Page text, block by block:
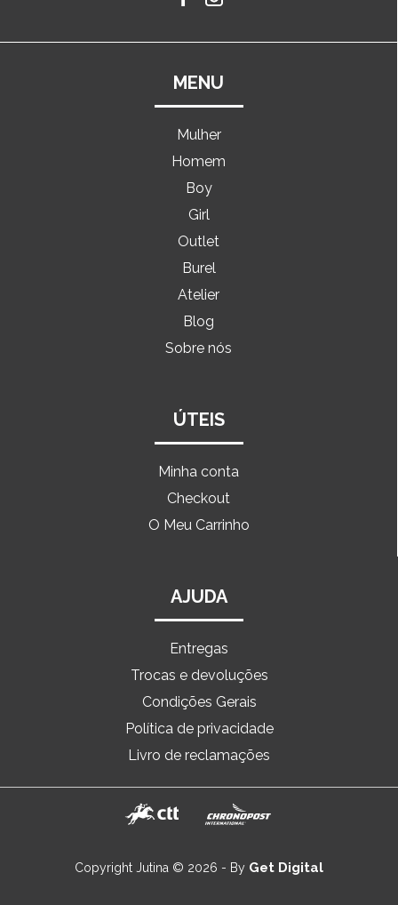
MENU
Mulher
Homem
Boy
Girl
Outlet
Burel
Atelier
Blog
Sobre nós
ÚTEIS
Minha conta
Checkout
O Meu Carrinho
AJUDA
Entregas
Trocas e devoluções
Condições Gerais
Política de privacidade
Livro de reclamações
Copyright Jutina © 2026 - By Get Digital